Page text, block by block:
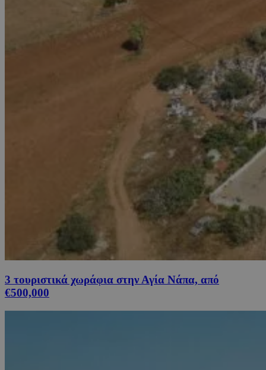
3 τουριστικά χωράφια στην Αγία Νάπα, από
€500,000